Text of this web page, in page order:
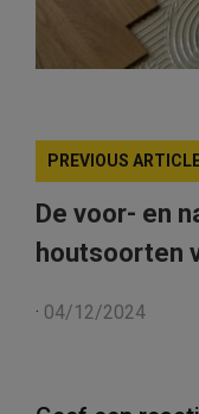
PREVIOUS
De voor- en
houtsoorten
· 04/12/2024